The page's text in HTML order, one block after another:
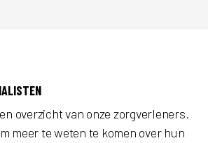
overzicht van onze zorgverleners.
meer te weten te komen over hun